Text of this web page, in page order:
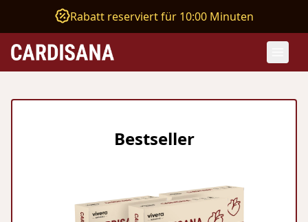
Rabatt reserviert für 10:00 Minuten
Bestseller